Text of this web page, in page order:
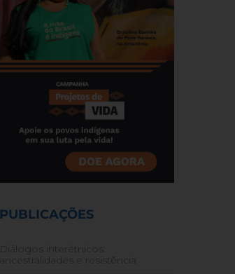
PUBLICAÇÕES
Diálogos interétnicos:
ancestralidades e resistência